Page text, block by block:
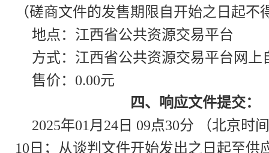
（磋商文件的发售期限自开始之日起不
地点：江西省公共资源交易平台
方式：江西省公共资源交易平台网上
售价：0.00元
四、响应文件提交：
2025年01月24日 09点30分 （北京
10日；从谈判文件开始发出之日起至